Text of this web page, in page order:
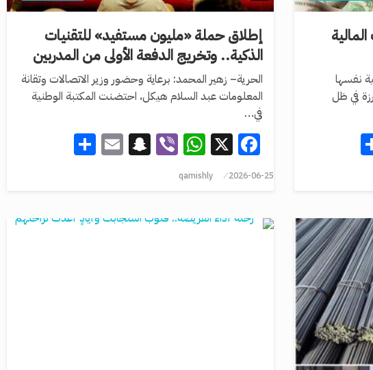
نفسها
في ظل
إطلاق حملة «مليون مستفيد» للتقنيات
الذكية.. وتخريج الدفعة الأولى من المدربين
الحرية– زهير المحمد: برعاية وحضور وزير الاتصالات وتقانة
المعلومات عبد السلام هيكل، احتضنت المكتبة الوطنية
في…
Facebook
X
WhatsApp
Viber
Snapchat
Email
2026-06-25
qamishly